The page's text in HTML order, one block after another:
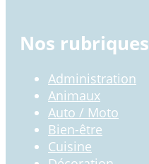
Nos rubriques
Administration
Animaux
Auto / Moto
Bien-être
Cuisine